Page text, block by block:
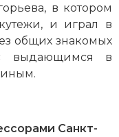
в котором
и играл в
общих знакомых
выдающимся в
Санкт-